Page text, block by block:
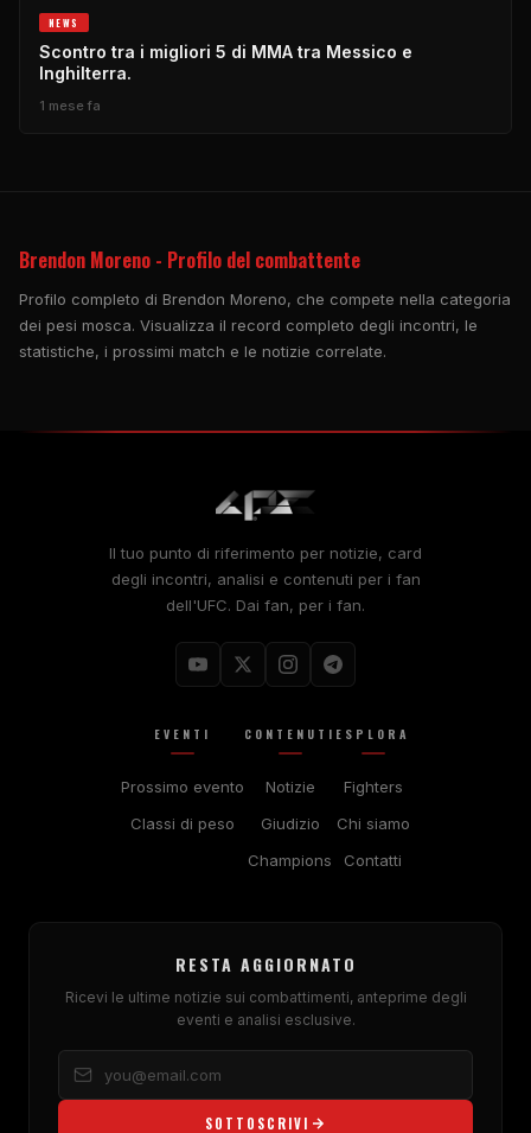
NEWS
Scontro tra i migliori 5 di MMA tra Messico e
Inghilterra.
1 mese fa
Brendon Moreno - Profilo del combattente
Profilo completo di Brendon Moreno, che compete nella categoria
dei pesi mosca. Visualizza il record completo degli incontri, le
statistiche, i prossimi match e le notizie correlate.
Il tuo punto di riferimento per notizie, card
degli incontri, analisi e contenuti per i fan
dell'UFC. Dai fan, per i fan.
EVENTI
Prossimo evento
Classi di peso
CONTENUTI
Notizie
Giudizio
Champions
ESPLORA
Fighters
Chi siamo
Contatti
RESTA AGGIORNATO
Ricevi le ultime notizie sui combattimenti, anteprime degli
eventi e analisi esclusive.
SOTTOSCRIVI